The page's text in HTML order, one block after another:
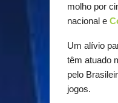
molho por
nacional e
Um alívio
têm atuado
pelo
jogos.